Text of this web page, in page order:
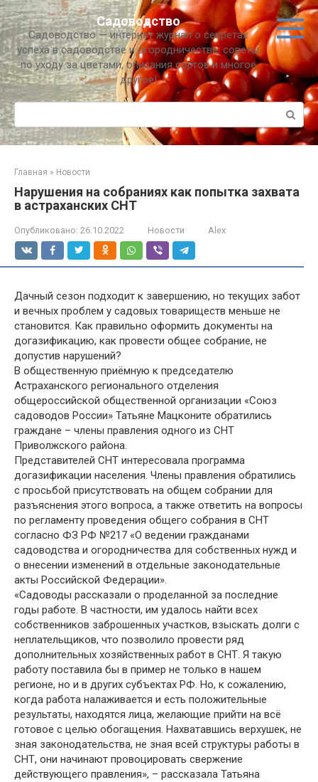
Перейти
к
контенту
Садоводство
Садоводство — интернет журнал о секретах
успеха в садоводстве и огородничестве, советы
по уходу за цветами, описания сортов и многое
другое!
Поиск:
Главная » Новости
Нарушения на собраниях как попытка захвата
в астраханских СНТ
Опубликовано: 26.10.2022 Новости Alex
Дачный сезон подходит к завершению, но текущих забот
и вечных проблем у садовых товариществ меньше не
становится. Как правильно оформить документы на
догазификацию, как провести общее собрание, не
допустив нарушений?
В общественную приёмную к председателю
Астраханского регионального отделения
общероссийской общественной организации «Союз
садоводов России» Татьяне Мацконите обратились
граждане – члены правления одного из СНТ
Приволжского района.
Представителей СНТ интересовала программа
догазификации населения. Члены правления обратились
с просьбой присутствовать на общем собрании для
разъяснения этого вопроса, а также ответить на вопросы
по регламенту проведения общего собрания в СНТ
согласно ФЗ РФ №217 «О ведении гражданами
садоводства и огородничества для собственных нужд и
о внесении изменений в отдельные законодательные
акты Российской Федерации».
«Садоводы рассказали о проделанной за последние
годы работе. В частности, им удалось найти всех
собственников заброшенных участков, взыскать долги с
неплательщиков, что позволило провести ряд
дополнительных хозяйственных работ в СНТ. Я такую
работу поставила бы в пример не только в нашем
регионе, но и в других субъектах РФ. Но, к сожалению,
когда работа налаживается и есть положительные
результаты, находятся лица, желающие прийти на всё
готовое с целью обогащения. Нахватавшись верхушек, не
зная законодательства, не зная всей структуры работы в
СНТ, они начинают провоцировать свержение
действующего правления», – рассказала Татьяна